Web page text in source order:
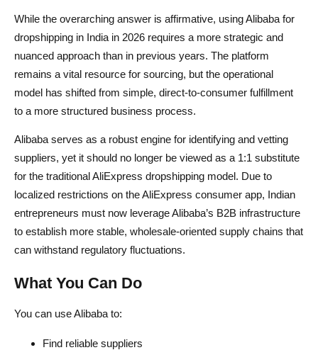
While the overarching answer is affirmative, using Alibaba for
dropshipping in India in 2026 requires a more strategic and
nuanced approach than in previous years. The platform
remains a vital resource for sourcing, but the operational
model has shifted from simple, direct-to-consumer fulfillment
to a more structured business process.
Alibaba serves as a robust engine for identifying and vetting
suppliers, yet it should no longer be viewed as a 1:1 substitute
for the traditional AliExpress dropshipping model. Due to
localized restrictions on the AliExpress consumer app, Indian
entrepreneurs must now leverage Alibaba’s B2B infrastructure
to establish more stable, wholesale-oriented supply chains that
can withstand regulatory fluctuations.
What You Can Do
You can use Alibaba to:
Find reliable suppliers